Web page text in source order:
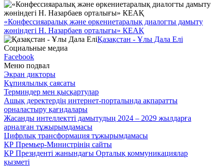
«Конфессияаралық және өркениетаралық диалогты дамыту
жөніндегі Н. Назарбаев орталығы» КЕАҚ
Қазақстан - Ұлы Дала Елі
Социальные медиа
Facebook
Меню подвал
Экран дикторы
Құпиялылық саясаты
Терминдер мен қысқартулар
Ашық деректердің интернет-порталында ақпаратты
орналастыру қағидалары
Жасанды интеллектті дамытудың 2024 – 2029 жылдарға
арналған тұжырымдамасы
Цифрлық трансформация тұжырымдамасы
ҚР Премьер-Министрінің сайты
ҚР Президенті жанындағы Орталық коммуникациялар
қызметі